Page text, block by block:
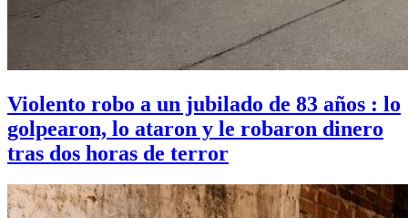
Violento robo a un jubilado de 83 años : lo
golpearon, lo ataron y le robaron dinero
tras dos horas de terror